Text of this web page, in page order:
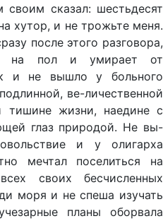
сказал: шестьдесят
хутор, и не трожьте меня.
после этого разговора,
на пол и умирает от
и не вышло у больного
ве-личественной
тишине жизни, наедине с
глаз природой. Не вы-
и у олигарха
мечтал поселиться на
своих бесчисленных
моря и не спеша изучать
планы оборвала